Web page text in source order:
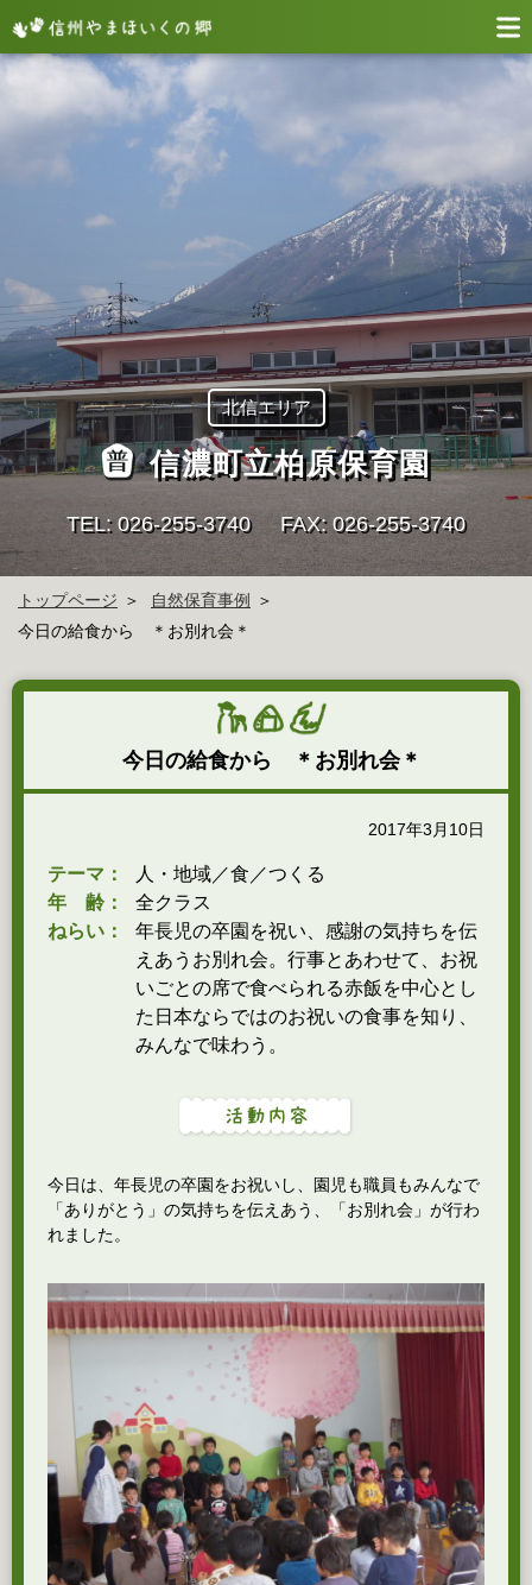
北信エリア
信濃町立柏原保育園
TEL: 026-255-3740 FAX: 026-255-3740
トップページ
自然保育事例
今日の給食から ＊お別れ会＊
今日の給食から ＊お別れ会＊
2017年3月10日
テーマ：
人・地域／食／つくる
年 齢：
全クラス
ねらい：
年長児の卒園を祝い、感謝の気持ちを伝
えあうお別れ会。行事とあわせて、お祝
いごとの席で食べられる赤飯を中心とし
た日本ならではのお祝いの食事を知り、
みんなで味わう。
今日は、年長児の卒園をお祝いし、園児も職員もみんなで
「ありがとう」の気持ちを伝えあう、「お別れ会」が行わ
れました。